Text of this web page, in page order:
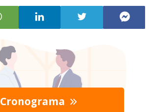
Cronograma